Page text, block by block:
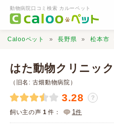
動物病院口コミ検索 カルーペット
動物病院検索
Calooペット 長野県 松本市
はた動物クリニック
（旧名: 古畑動物病院）
3.28 ？
飼い主の声 1 件： 1件